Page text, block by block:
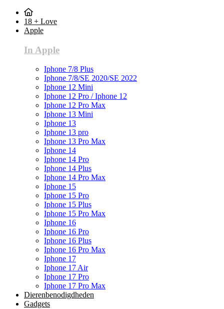
18 + Love
Apple
In Apple
Iphone 7/8 Plus
Iphone 7/8/SE 2020/SE 2022
Iphone 12 Mini
Iphone 12 Pro / Iphone 12
Iphone 12 Pro Max
Iphone 13 Mini
Iphone 13
Iphone 13 pro
Iphone 13 Pro Max
Iphone 14
Iphone 14 Pro
Iphone 14 Plus
Iphone 14 Pro Max
Iphone 15
Iphone 15 Pro
Iphone 15 Plus
Iphone 15 Pro Max
Iphone 16
Iphone 16 Pro
Iphone 16 Plus
Iphone 16 Pro Max
Iphone 17
Iphone 17 Air
Iphone 17 Pro
Iphone 17 Pro Max
Dierenbenodigdheden
Gadgets